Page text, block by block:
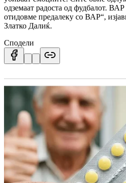
одземаат радоста од фудбалот.
отидовме предалеку со ВАР“,
Златко Далиќ.
Сподели